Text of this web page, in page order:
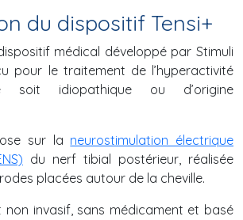
du dispositif Tensi+
médical développé par Stimuli
pour le traitement de l’hyperactivité
soit idiopathique ou d’origine
sur la neurostimulation électrique
du nerf tibial postérieur, réalisée
placées autour de la cheville.
non invasif, sans médicament et basé